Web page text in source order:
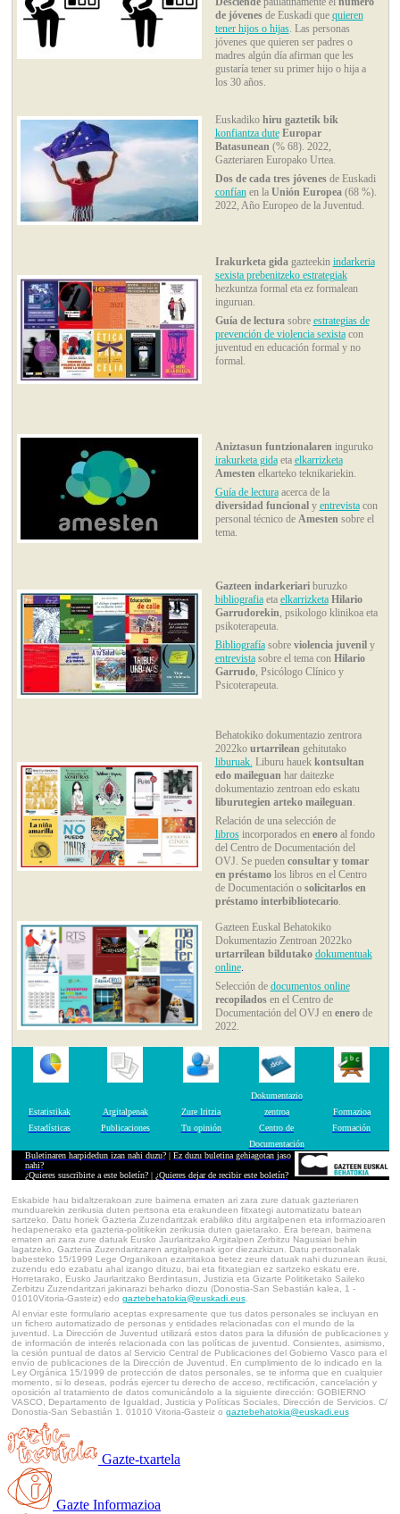
de jóvenesde Euskadi que quieren
tener hijos o hijas. Las personas
jóvenes que quieren ser padres o
madres algún día afirman que les
gustaría tener su primer hijo o hija a
los 30 años.
Euskadiko hiru gaztetik bik
konfiantza dute Europar
Batasunean(% 68). 2022,
Gazteriaren Europako Urtea.
Dos de cada tres jóvenesde Euskadi
confíanen la Unión Europea(68 %).
2022, Año Europeo de la Juventud.
Irakurketa gidagazteekin indarkeria
sexista prebenitzeko estrategiak
hezkuntza formal eta ez formalean
inguruan.
Guía de lecturasobre estrategias de
prevención de violencia sexistacon
juventud en educación formal y no
formal.
Aniztasun funtzionalareninguruko
irakurketa gidaeta elkarrizketa
Amestenelkarteko teknikariekin.
Guía de lecturaacerca de la
diversidad funcionaly entrevistacon
personal técnico de Amestensobre el
tema.
Gazteen indarkeriariburuzko
bibliografiaeta elkarrizketa Hilario
Garrudorekin, psikologo klinikoa eta
psikoterapeuta.
Bibliografíasobre violencia juvenily
entrevista sobre el tema con Hilario
Garrudo, Psicólogo Clínico y
Psicoterapeuta.
Behatokiko dokumentazio zentrora
2022ko urtarrileangehitutako
liburuak. Liburu hauek kontsultan
edo maileguanhar daitezke
dokumentazio zentroan edo eskatu
liburutegien arteko maileguan.
Relación de una selección de
librosincorporados en eneroal fondo
del Centro de Documentación del
OVJ. Se pueden consultar y tomar
en préstamolos libros en el Centro
de Documentación o solicitarlos en
préstamo interbibliotecario.
Gazteen Euskal Behatokiko
Dokumentazio Zentroan 2022ko
urtarrilean bildutako dokumentuak
online.
Selección de documentos online
recopiladosen el Centro de
Documentación del OVJ enenerode
2022.
Estatistikak
Estadísticas
Argitalpenak
Publicaciones
Zure Iritzia
Tu opinión
Dokumentazio
zentroa
Centro de
Documentación
Formazioa
Formación
Buletinaren harpidedun izan nahi duzu?| Ez duzu buletina gehiagotan jaso
nahi?
¿Quieres suscribirte a este boletín?| ¿Quieres dejar de recibir este boletín?
Eskabide hau bidaltzerakoan zure baimena ematen ari zara zure datuak gazteriaren
munduarekin zerikusia duten pertsona eta erakundeen fitxategi automatizatu batean
sartzeko. Datu horiek Gazteria Zuzendaritzak erabiliko ditu argitalpenen eta informazioaren
hedapenerako eta gazteria-politikekin zerikusia duten gaietarako. Era berean, baimena
ematen ari zara zure datuak Eusko Jaurlaritzako Argitalpen Zerbitzu Nagusiari behin
lagatzeko, Gazteria Zuzendaritzaren argitalpenak igor diezazkizun. Datu pertsonalak
babesteko 15/1999 Lege Organikoan ezarritakoa betez zeure datuak nahi duzunean ikusi,
zuzendu edo ezabatu ahal izango dituzu, bai eta fitxategian ez sartzeko eskatu ere.
Horretarako, Eusko Jaurlaritzako Berdintasun, Justizia eta Gizarte Politiketako Saileko
Zerbitzu Zuzendaritzari jakinarazi beharko diozu (Donostia-San Sebastián kalea, 1 -
01010Vitoria-Gasteiz) edo gaztebehatokia@euskadi.eus.
Al enviar este formulario aceptas expresamente que tus datos personales se incluyan en
un fichero automatizado de personas y entidades relacionadas con el mundo de la
juventud. La Dirección de Juventud utilizará estos datos para la difusión de publicaciones y
de información de interés relacionada con las políticas de juventud. Consientes, asimismo,
la cesión puntual de datos al Servicio Central de Publicaciones del Gobierno Vasco para el
envío de publicaciones de la Dirección de Juventud. En cumplimiento de lo indicado en la
Ley Orgánica 15/1999 de protección de datos personales, se te informa que en cualquier
momento, si lo deseas, podrás ejercer tu derecho de acceso, rectificación, cancelación y
oposición al tratamiento de datos comunicándolo a la siguiente dirección: GOBIERNO
VASCO, Departamento de Igualdad, Justicia y Políticas Sociales, Dirección de Servicios. C/
Donostia-San Sebastián 1. 01010 Vitoria-Gasteiz o gaztebehatokia@euskadi.eus
Gazte-txartela
Gazte Informazioa